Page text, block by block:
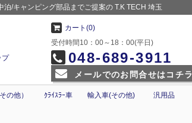
/キャンピング部品までご提案の T.K TECH 埼玉
プ
カート(0)
受付時間10：00～18：00(平日)
048-689-3911
メールでのお問合せはコチラ
の他） ｸﾗｲｽﾗｰ車 輸入車(その他) 汎用品